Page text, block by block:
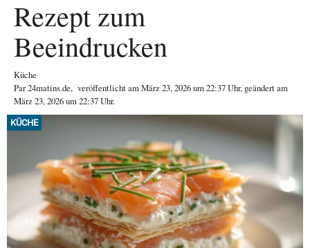
Rezept zum
Beeindrucken
Küche
Par24matins.de, veröffentlicht amMärz 23, 2026um 22:37 Uhr, geändert am
März 23, 2026 um 22:37 Uhr.
KÜCHE